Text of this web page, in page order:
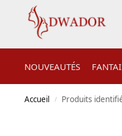
NOUVEAUTÉS
Accueil / Produits